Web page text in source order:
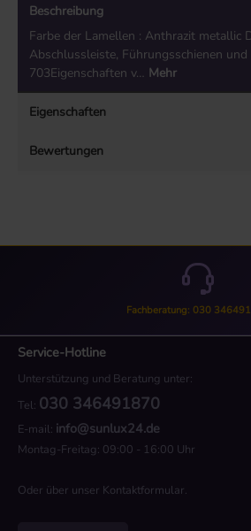
Beschreibung
Farbe der Lamellen : Anthrazit metallic
Abschlussleiste, Führungsschienen und
703Eigenschaften v… Mehr
Eigenschaften
Bewertungen
Fachberatung: 030
Service-Hotline
Unterstützung und Beratung unter:
Tel: 030 346491870
E-mail: info@sunlux24.de
Montag-Freitag: 09:00 - 16:00 Uhr
Oder über unser Kontaktformular.